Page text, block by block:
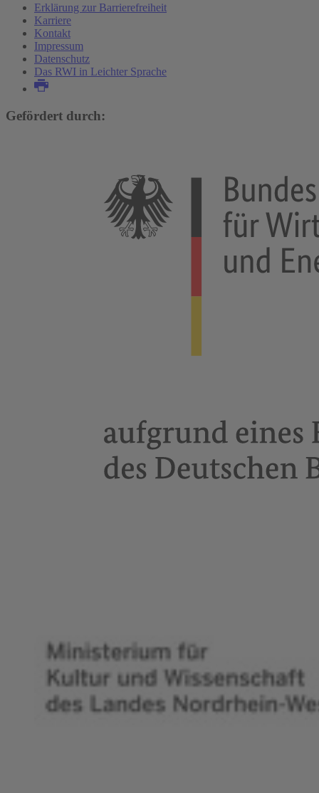
Erklärung zur Barrierefreiheit
Karriere
Kontakt
Impressum
Datenschutz
Das RWI in Leichter Sprache
Gefördert durch: